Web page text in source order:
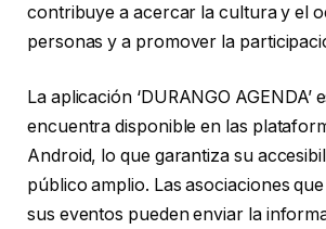
contribuye a acercar la cultura y el
personas y a promover la
La aplicación ‘DURANGO AGENDA’
encuentra disponible en las
Android, lo que garantiza su
público amplio. Las asociaciones
sus eventos pueden enviar la